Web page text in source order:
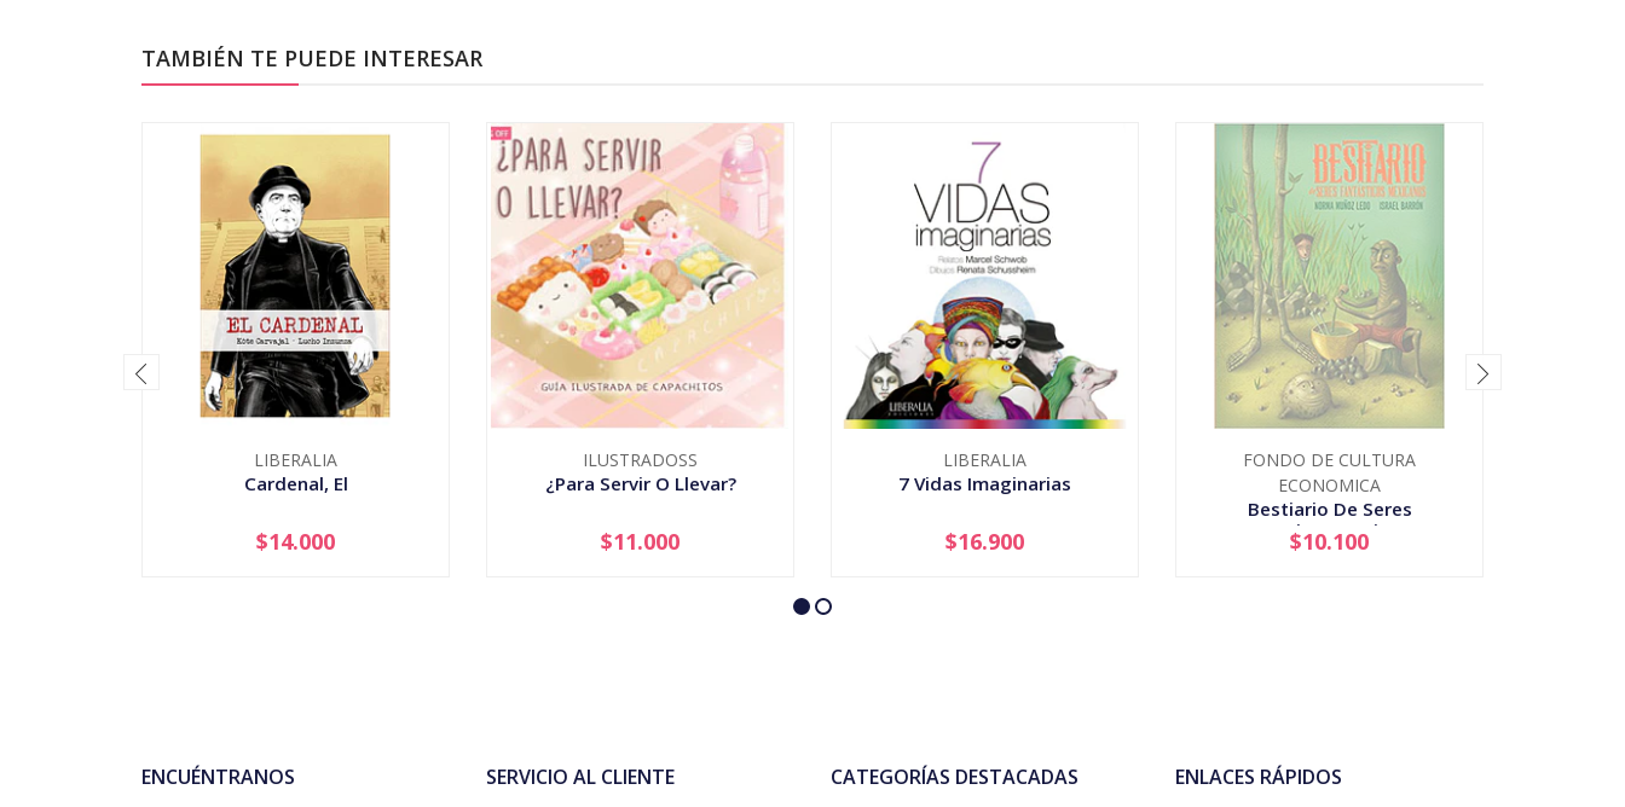
TAMBIÉN TE PUEDE INTERESAR
LIBERALIA
Cardenal, El
+
$14.000
ILUSTRADOSS
¿Para Servir O Llevar?
+
$11.000
LIBERALIA
7 Vidas Imaginarias
+
$16.900
FONDO DE CULTURA
ECONOMICA
Bestiario De Seres
Fantasticos Mexicanos
AGOTADO
$10.100
ENCUÉNTRANOS SERVICIO AL CLIENTE CATEGORÍAS DESTACADAS ENLACES RÁPIDOS